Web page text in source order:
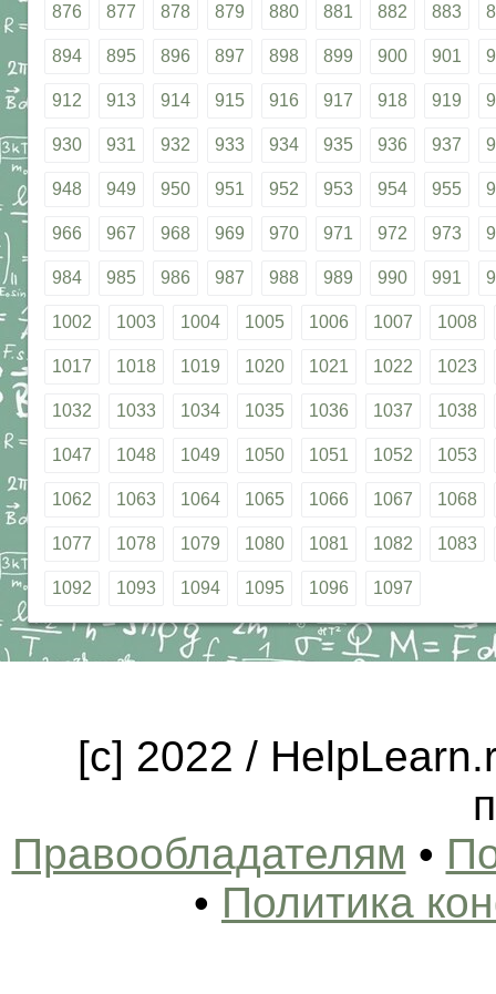
876 877 878 879 880 881 882 883
894 895 896 897 898 899 900 901
912 913 914 915 916 917 918 919
930 931 932 933 934 935 936 937
948 949 950 951 952 953 954 955
966 967 968 969 970 971 972 973
984 985 986 987 988 989 990 991
1002 1003 1004 1005 1006 1007 1008
1017 1018 1019 1020 1021 1022 1023
1032 1033 1034 1035 1036 1037 1038
1047 1048 1049 1050 1051 1052 1053
1062 1063 1064 1065 1066 1067 1068
1077 1078 1079 1080 1081 1082 1083
1092 1093 1094 1095 1096 1097
[c] 2022 /
Правообладателям •
• Политика